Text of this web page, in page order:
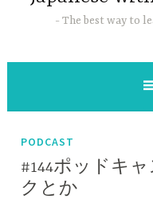
The best way to
PODCAST
#144ポッドキ
クとか